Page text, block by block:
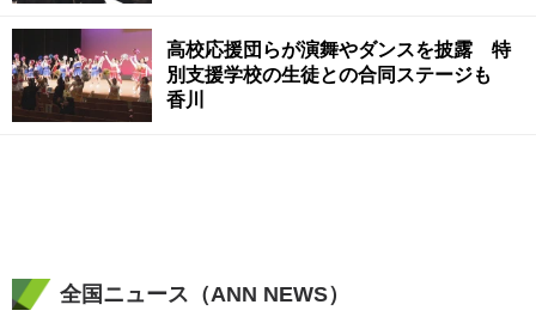
高校応援団らが演舞やダンスを披露 特
別支援学校の生徒との合同ステージも
香川
全国ニュース（ANN NEWS）